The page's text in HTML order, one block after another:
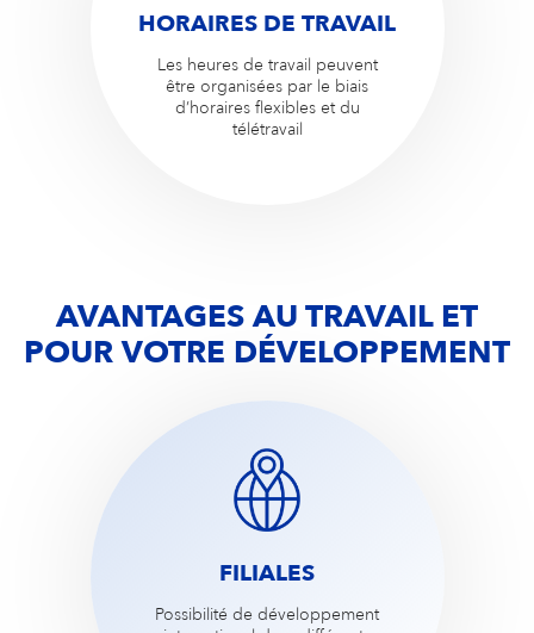
HORAIRES DE TRAVAIL
Les heures de travail peuvent
être organisées par le biais
d’horaires flexibles et du
télétravail
AVANTAGES AU TRAVAIL ET
POUR VOTRE DÉVELOPPEMENT
FILIALES
Possibilité de développement